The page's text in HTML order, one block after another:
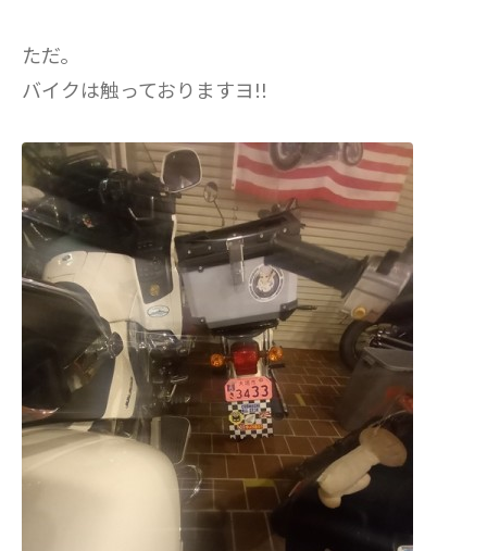
ただ。
バイクは触っておりますヨ!!